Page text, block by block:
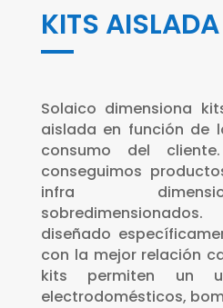
KITS AISLADA
Solaico dimensiona
aislada en función de
consumo del
conseguimos
infra
diseñado
con la mejor relación
kits permiten un
electrodomésticos,